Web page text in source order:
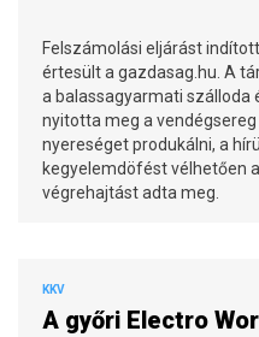
Felszámolási eljárást
értesült a gazdasag.hu. A
a balassagyarmati szálloda
nyitotta meg a
nyereséget produkálni, a
kegyelemdöfést vélhetően
végrehajtást adta meg.
KKV
A győri Electro